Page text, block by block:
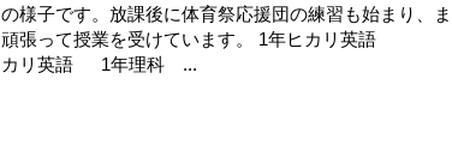
の様子です。放課後に体育祭応援団の練習も始まり、
頑張って授業を受けていま
カリ英語 1年理科 ...